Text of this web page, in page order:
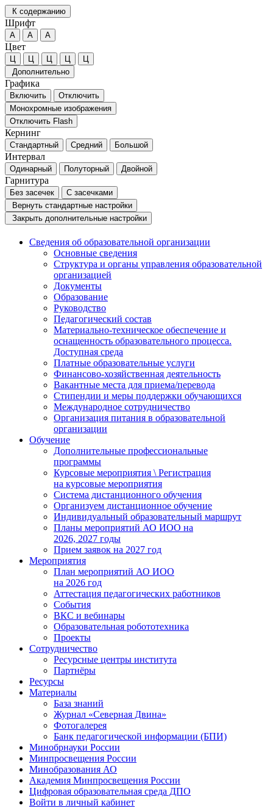
К содержанию
Шрифт
А А А
Цвет
Ц Ц Ц Ц
Ц
Дополнительно
Графика
Включить
Отключить
Монохромные изображения
Отключить Flash
Кернинг
Стандартный Средний Большой
Интервал
Одинарный Полуторный Двойной
Гарнитура
Без засечек
С засечками
Вернуть стандартные настройки
Закрыть дополнительные настройки
Сведения об образовательной организации
Основные сведения
Структура и органы управления образовательной
организацией
Документы
Образование
Руководство
Педагогический состав
Материально-техническое обеспечение и
оснащенность образовательного процесса.
Доступная среда
Платные образовательные услуги
Финансово-хозяйственная деятельность
Вакантные места для приема/перевода
Стипендии и меры поддержки обучающихся
Международное сотрудничество
Организация питания в образовательной
организации
Обучение
Дополнительные профессиональные
программы
Курсовые мероприятия \ Регистрация
на курсовые мероприятия
Система дистанционного обучения
Организуем дистанционное обучение
Индивидуальный образовательный маршрут
Планы мероприятий АО ИОО на
2026, 2027 годы
Прием заявок на 2027 год
Мероприятия
План мероприятий АО ИОО
на 2026 год
Аттестация педагогических работников
События
ВКС и вебинары
Образовательная робототехника
Проекты
Сотрудничество
Ресурсные центры института
Партнёры
Ресурсы
Материалы
База знаний
Журнал «Северная Двина»
Фотогалерея
Банк педагогической информации (БПИ)
Минобрнауки России
Минпросвещения России
Минобразования АО
Академия Минпросвещения России
Цифровая образовательная среда ДПО
Войти в личный кабинет